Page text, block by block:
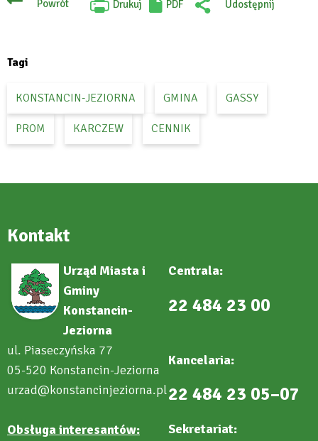
Powrót Drukuj
Will
PDF
Udostępnij
Tagi
KONSTANCIN-JEZIORNA GMINA GASSY
PROM KARCZEW CENNIK
Kontakt
Urząd Miasta i
Gminy
Konstancin-
Jeziorna
ul. Piaseczyńska 77
05-520 Konstancin-Jeziorna
urzad@konstancinjeziorna.pl
Obsługa interesantów:
Centrala:
22 484 23 00
Kancelaria:
22 484 23 05–07
Sekretariat: